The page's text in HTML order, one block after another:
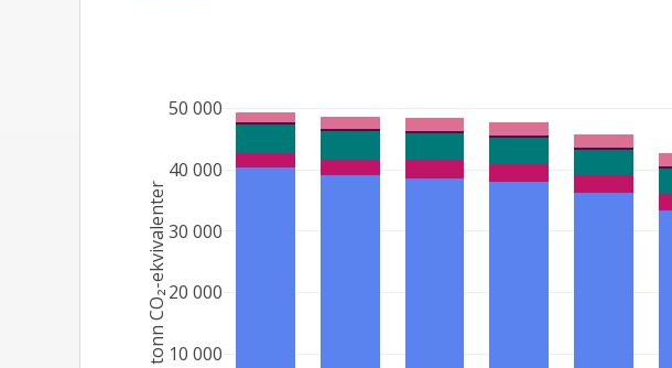
10 000
20 000
30 000
40 000
50 000
tonn CO₂-ekvivalenter